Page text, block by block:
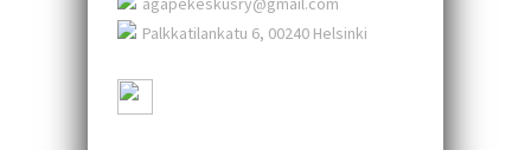
Palkkatilankatu 6, 00240 Helsinki